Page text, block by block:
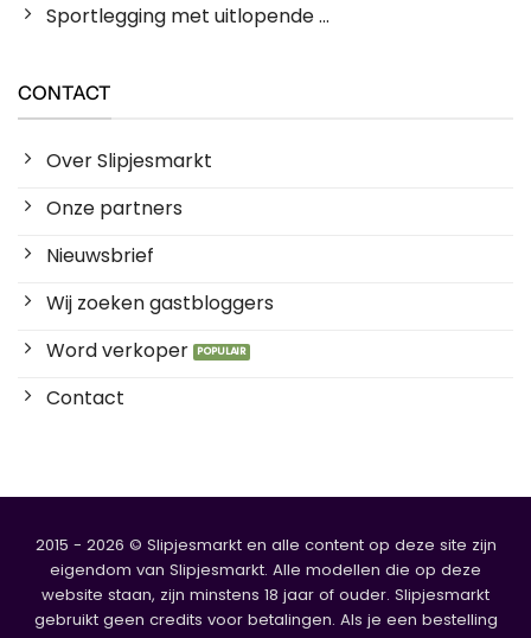
Sportlegging met uitlopende ...
CONTACT
Over Slipjesmarkt
Onze partners
Nieuwsbrief
Wij zoeken gastbloggers
Word verkoper
Contact
2015 - 2026 © Slipjesmarkt en alle content op deze site zijn
eigendom van Slipjesmarkt. Alle modellen die op deze
website staan, zijn minstens 18 jaar of ouder. Slipjesmarkt
gebruikt geen credits voor betalingen. Als je een bestelling